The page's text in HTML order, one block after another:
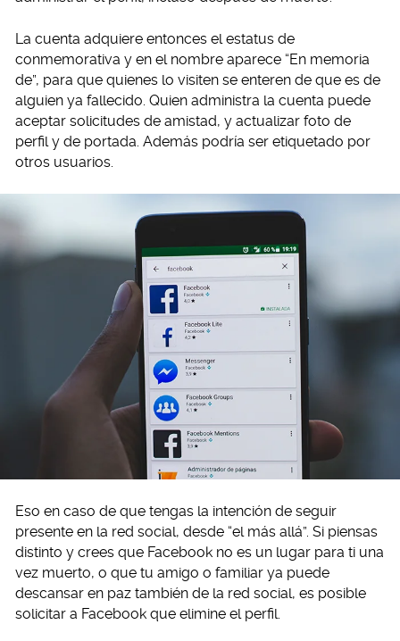
La cuenta adquiere entonces el estatus de
conmemorativa y en el nombre aparece “En memoria
de”, para que quienes lo visiten se enteren de que es de
alguien ya fallecido. Quien administra la cuenta puede
aceptar solicitudes de amistad, y actualizar foto de
perfil y de portada. Además podría ser etiquetado por
otros usuarios.
Eso en caso de que tengas la intención de seguir
presente en la red social, desde “el más allá”. Si piensas
distinto y crees que Facebook no es un lugar para ti una
vez muerto, o que tu amigo o familiar ya puede
descansar en paz también de la red social, es posible
solicitar a Facebook que elimine el perfil.